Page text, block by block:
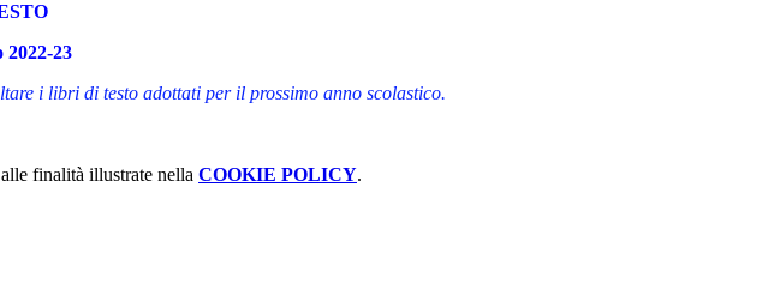
2022-23
i libri di testo adottati per il prossimo anno scolastico.
finalità illustrate nella COOKIE POLICY.